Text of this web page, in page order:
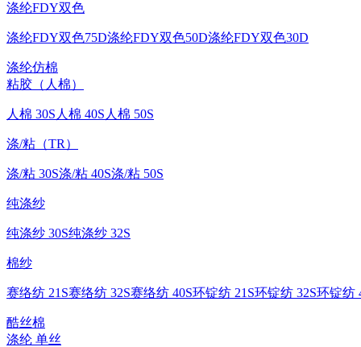
涤纶FDY双色
涤纶FDY双色75D涤纶FDY双色50D涤纶FDY双色30D
涤纶仿棉
粘胶（人棉）
人棉 30S 人棉 40S 人棉 50S
涤/粘（TR）
涤/粘 30S涤/粘 40S涤/粘 50S
纯涤纱
纯涤纱 30S纯涤纱 32S
棉纱
赛络纺 21S赛络纺 32S赛络纺 40S环锭纺 21S环锭纺 32S环锭纺
酷丝棉
涤纶 单丝